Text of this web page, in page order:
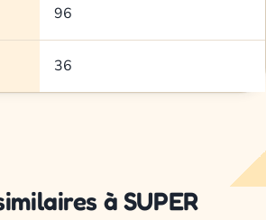
96
36
à SUPER